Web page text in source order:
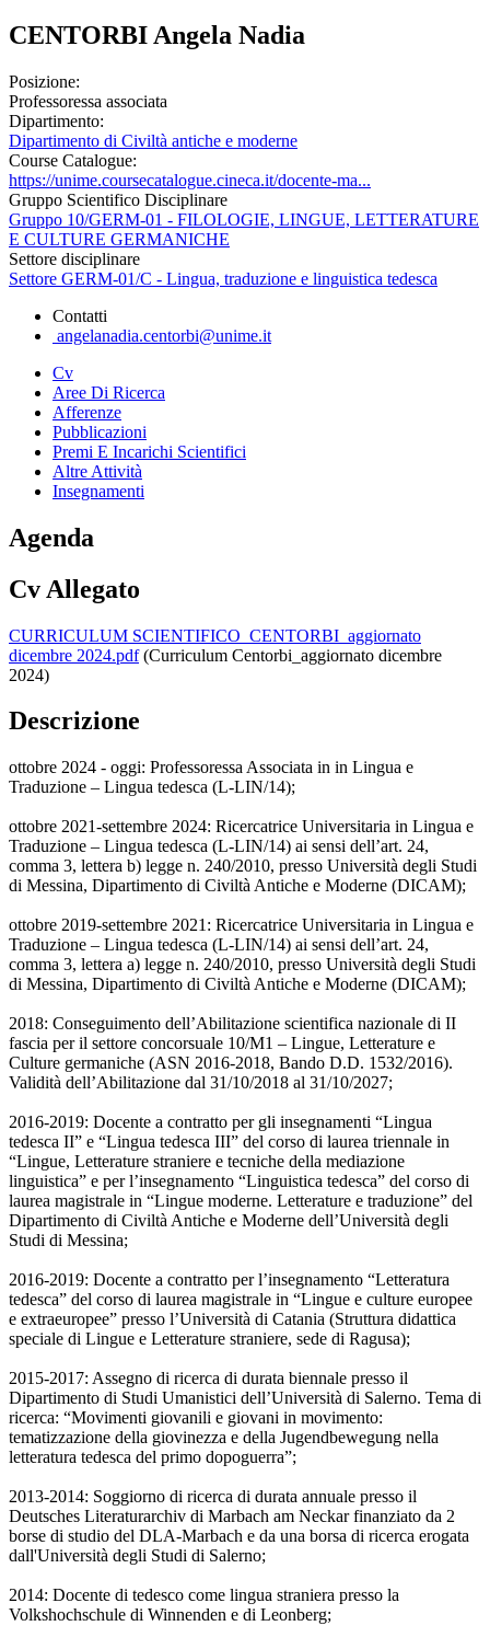
CENTORBI Angela Nadia
Posizione:
Professoressa associata
Dipartimento:
Dipartimento di Civiltà antiche e moderne
Course Catalogue:
https://unime.coursecatalogue.cineca.it/docente-ma...
Gruppo Scientifico Disciplinare
Gruppo 10/GERM-01 - FILOLOGIE, LINGUE, LETTERATURE
E CULTURE GERMANICHE
Settore disciplinare
Settore GERM-01/C - Lingua, traduzione e linguistica tedesca
Contatti
angelanadia.centorbi@unime.it
Cv
Aree Di Ricerca
Afferenze
Pubblicazioni
Premi E Incarichi Scientifici
Altre Attività
Insegnamenti
Agenda
Cv Allegato
CURRICULUM SCIENTIFICO_CENTORBI_aggiornato
dicembre 2024.pdf(Curriculum Centorbi_aggiornato dicembre
2024)
Descrizione
ottobre 2024 - oggi: Professoressa Associata in in Lingua e
Traduzione – Lingua tedesca (L-LIN/14);
ottobre 2021-settembre 2024: Ricercatrice Universitaria in Lingua e
Traduzione – Lingua tedesca (L-LIN/14) ai sensi dell’art. 24,
comma 3, lettera b) legge n. 240/2010, presso Università degli Studi
di Messina, Dipartimento di Civiltà Antiche e Moderne (DICAM);
ottobre 2019-settembre 2021: Ricercatrice Universitaria in Lingua e
Traduzione – Lingua tedesca (L-LIN/14) ai sensi dell’art. 24,
comma 3, lettera a) legge n. 240/2010, presso Università degli Studi
di Messina, Dipartimento di Civiltà Antiche e Moderne (DICAM);
2018: Conseguimento dell’Abilitazione scientifica nazionale di II
fascia per il settore concorsuale 10/M1 – Lingue, Letterature e
Culture germaniche (ASN 2016-2018, Bando D.D. 1532/2016).
Validità dell’Abilitazione dal 31/10/2018 al 31/10/2027;
2016-2019: Docente a contratto per gli insegnamenti “Lingua
tedesca II” e “Lingua tedesca III” del corso di laurea triennale in
“Lingue, Letterature straniere e tecniche della mediazione
linguistica” e per l’insegnamento “Linguistica tedesca” del corso di
laurea magistrale in “Lingue moderne. Letterature e traduzione” del
Dipartimento di Civiltà Antiche e Moderne dell’Università degli
Studi di Messina;
2016-2019: Docente a contratto per l’insegnamento “Letteratura
tedesca” del corso di laurea magistrale in “Lingue e culture europee
e extraeuropee” presso l’Università di Catania (Struttura didattica
speciale di Lingue e Letterature straniere, sede di Ragusa);
2015-2017: Assegno di ricerca di durata biennale presso il
Dipartimento di Studi Umanistici dell’Università di Salerno. Tema di
ricerca: “Movimenti giovanili e giovani in movimento:
tematizzazione della giovinezza e della Jugendbewegung nella
letteratura tedesca del primo dopoguerra”;
2013-2014: Soggiorno di ricerca di durata annuale presso il
Deutsches Literaturarchiv di Marbach am Neckar finanziato da 2
borse di studio del DLA-Marbach e da una borsa di ricerca erogata
dall'Università degli Studi di Salerno;
2014: Docente di tedesco come lingua straniera presso la
Volkshochschule di Winnenden e di Leonberg;